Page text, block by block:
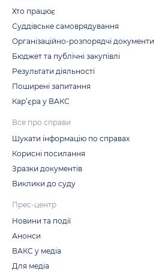
Хто працює
Суддівське самоврядування
Організаційно-розпорядчі документи
Бюджет та публічні закупівлі
Результати діяльності
Поширені запитання
Кар’єра у ВАКС
Все про справи
Шукати інформацію по справах
Корисні посилання
Зразки документів
Виклики до суду
Прес-центр
Новини та події
Анонси
ВАКС у медіа
Для медіа